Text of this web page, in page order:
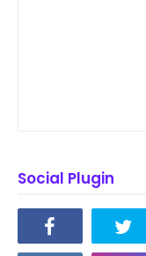
Social Plugin